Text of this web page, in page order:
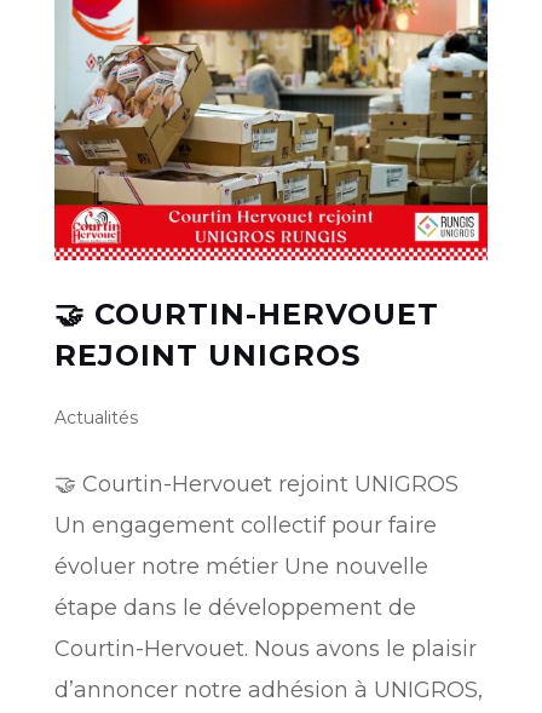
🤝 COURTIN-HERVOUET
REJOINT UNIGROS
Actualités
🤝 Courtin-Hervouet rejoint UNIGROS
Un engagement collectif pour faire
évoluer notre métier Une nouvelle
étape dans le développement de
Courtin-Hervouet. Nous avons le plaisir
d’annoncer notre adhésion à UNIGROS,